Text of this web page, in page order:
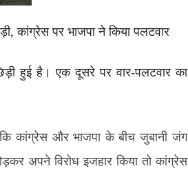
कांग्रेस पर भाजपा ने किया पलटवार
हुई है। एक दूसरे पर वार-पलटवार का
कि कांग्रेस और भाजपा के बीच जुबानी जंग
अपने विरोध इजहार किया तो कांग्रेस